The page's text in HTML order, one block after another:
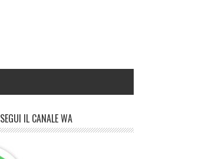
SEGUI IL CANALE WA